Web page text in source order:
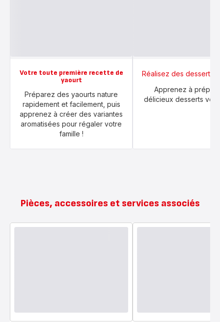
Votre toute première recette de
yaourt
Préparez des yaourts nature
rapidement et facilement, puis
apprenez à créer des variantes
aromatisées pour régaler votre
famille !
Réalisez des desserts
Apprenez à
délicieux desserts
Pièces, accessoires et services associés